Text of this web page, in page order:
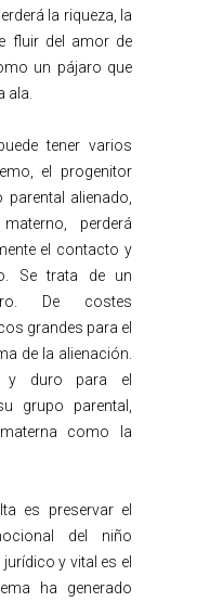
la riqueza, la
fluir del amor de
un pájaro que
ala.
tener varios
el progenitor
alienado,
perderá
el contacto y
Se trata de un
De costes
grandes para el
de la alienación.
y duro para el
grupo parental,
como la
es preservar el
del niño
y vital es el
ha generado